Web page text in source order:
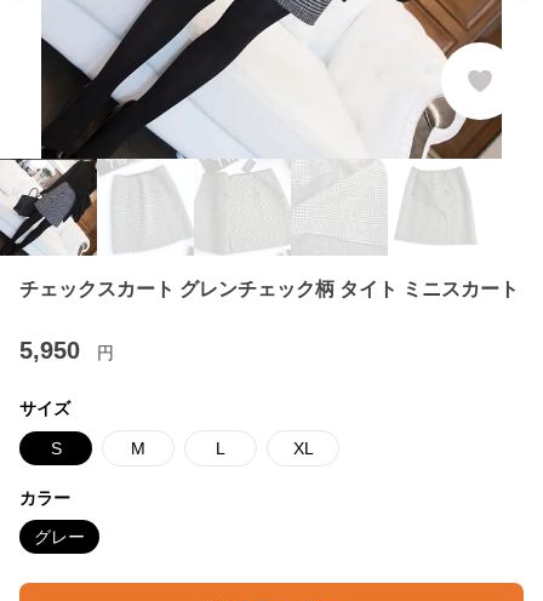
チェックスカート グレンチェック柄 タイト ミニスカート
5,950 円
サイズ
S M L XL
カラー
グレー